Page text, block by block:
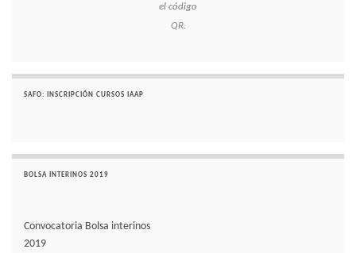
el código
QR.
SAFO: INSCRIPCIÓN CURSOS IAAP
BOLSA INTERINOS 2019
Convocatoria Bolsa interinos
2019